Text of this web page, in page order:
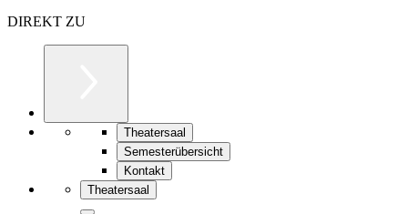
DIREKT ZU
Theatersaal
Semesterübersicht
Kontakt
Theatersaal